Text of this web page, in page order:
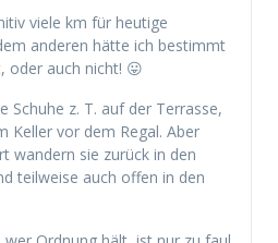
viele km für heutige
anderen hätte ich bestimmt
oder auch nicht! 😛
Schuhe z. T. auf der Terrasse,
Keller vor dem Regal. Aber
wandern sie zurück in den
teilweise auch offen in den